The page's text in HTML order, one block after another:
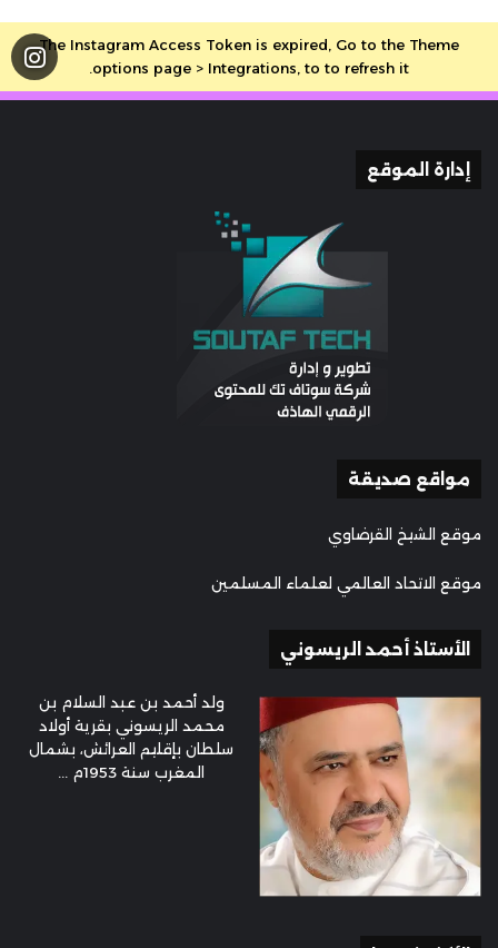
The Instagram Access Token is expired, Go to the Theme
options page > Integrations, to to refresh it.
إدارة الموقع
مواقع صديقة
موقع الشيخ القرضاوي
موقع الاتحاد العالمي لعلماء المسلمين
الأستاذ أحمد الريسوني
ولد أحمد بن عبد السلام بن
محمد الريسوني بقرية أولاد
سلطان بإقليم العرائش، بشمال
المغرب سنة 1953م ...